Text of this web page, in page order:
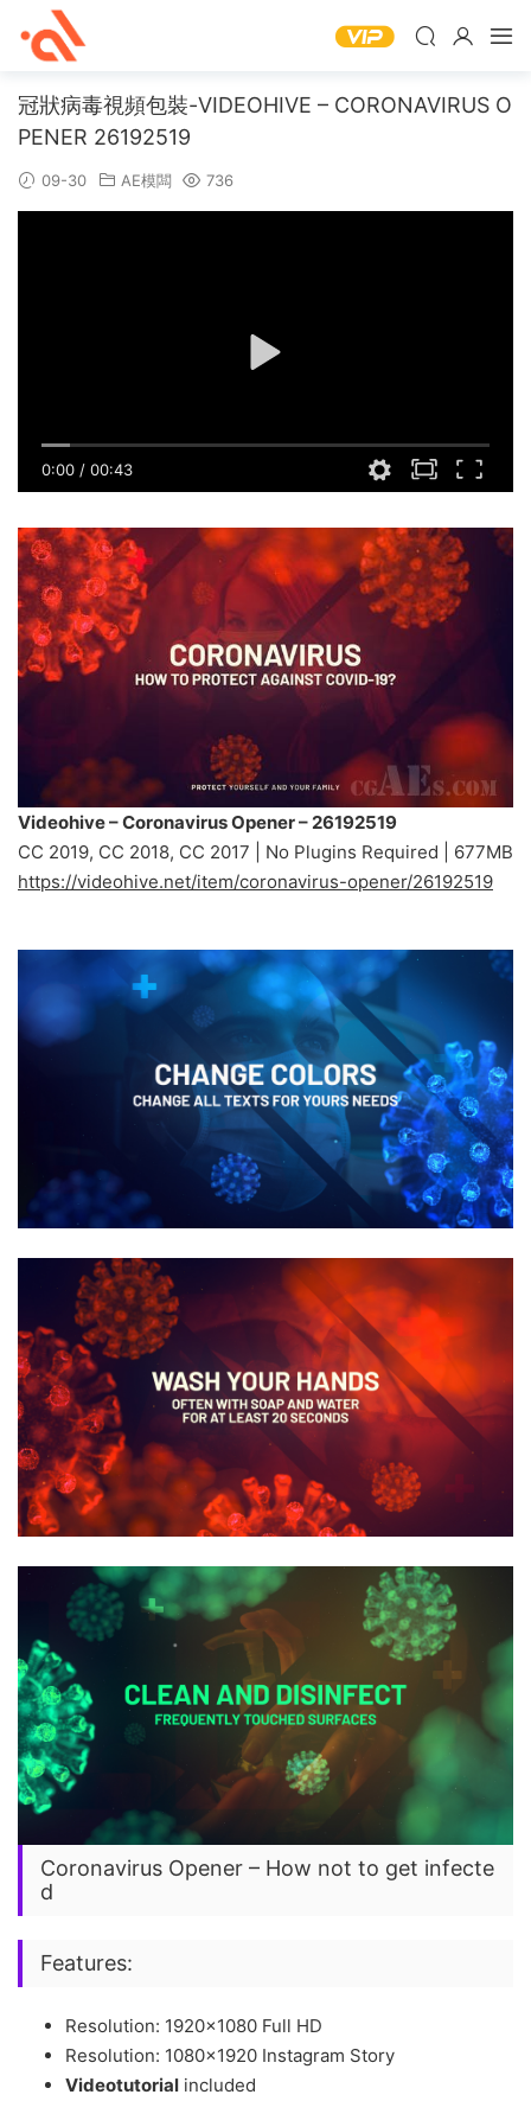
冠狀病毒視頻包裝-VIDEOHIVE – CORONAVIRUS O
PENER 26192519
09-30 AE模闆 736
0:00 / 00:43
Videohive – Coronavirus Opener – 26192519
CC 2019, CC 2018, CC 2017 | No Plugins Required | 677MB
https://videohive.net/item/coronavirus-opener/26192519
Coronavirus Opener – How not to get infecte
d
Features:
Resolution: 1920×1080 Full HD
Resolution: 1080×1920 Instagram Story
Videotutorial included